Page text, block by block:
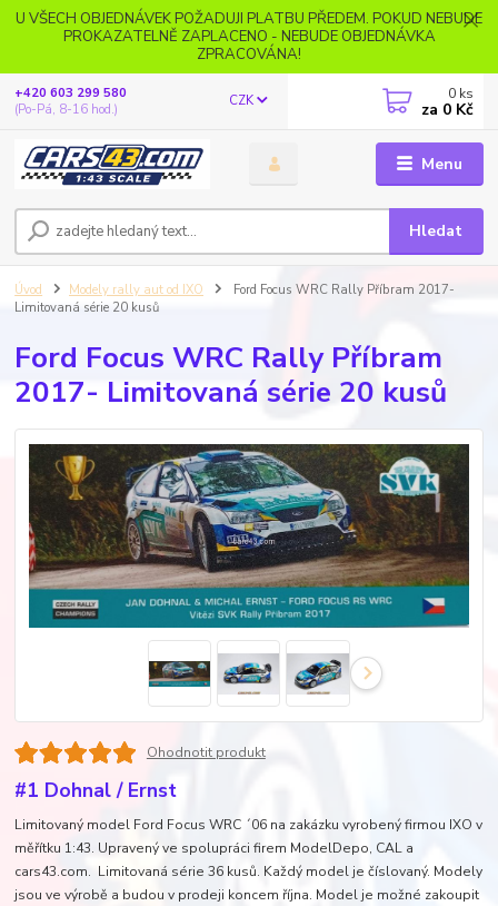
U VŠECH OBJEDNÁVEK POŽADUJI PLATBU PŘEDEM. POKUD NEBUDE
PROKAZATELNĚ ZAPLACENO - NEBUDE OBJEDNÁVKA
ZPRACOVÁNA!
Menu
CZK
Hledat
+420 603 299 580
(Po-Pá, 8-16 hod.)
0 ks
za 0 Kč
Úvod Modely rally aut od IXO
Ford Focus WRC Rally Příbram 2017-
Limitovaná série 20 kusů
Ford Focus WRC Rally Příbram
2017- Limitovaná série 20 kusů
Ohodnotit produkt
#1 Dohnal / Ernst
Limitovaný model Ford Focus WRC ´06 na zakázku vyrobený firmou IXO v
měřítku 1:43. Upravený ve spolupráci firem ModelDepo, CAL a
cars43.com. Limitovaná série 36 kusů. Každý model je číslovaný. Modely
jsou ve výrobě a budou v prodeji koncem října. Model je možné zakoupit